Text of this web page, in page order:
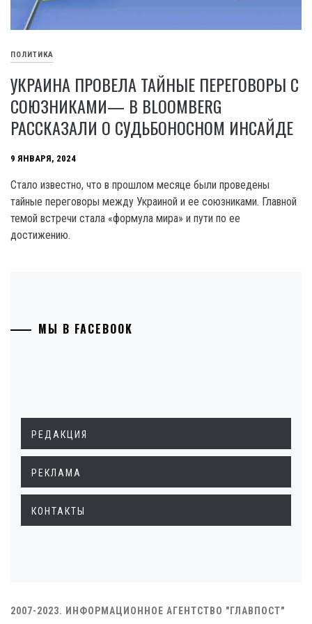
ПОЛИТИКА
УКРАИНА ПРОВЕЛА ТАЙНЫЕ ПЕРЕГОВОРЫ С
СОЮЗНИКАМИ— В BLOOMBERG
РАССКАЗАЛИ О СУДЬБОНОСНОМ ИНСАЙДЕ
9 ЯНВАРЯ, 2024
Стало известно, что в прошлом месяце были проведены
тайные переговоры между Украиной и ее союзниками. Главной
темой встречи стала «формула мира» и пути по ее
достижению.
МЫ В FACEBOOK
РЕДАКЦИЯ
РЕКЛАМА
КОНТАКТЫ
2007-2023. ИНФОРМАЦИОННОЕ АГЕНТСТВО "ГЛАВПОСТ"